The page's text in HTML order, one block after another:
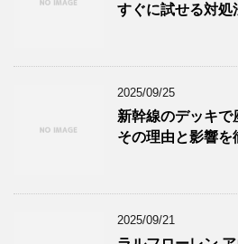
すぐに試せる対処
2025/09/25
新幹線のデッキで
その理由と影響を
2025/09/21